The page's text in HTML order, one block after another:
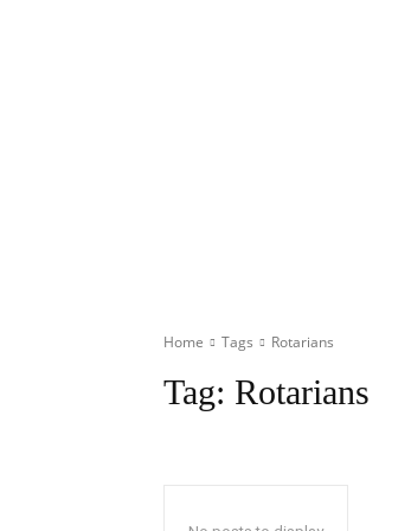
Home Tags Rotarians
Tag: Rotarians